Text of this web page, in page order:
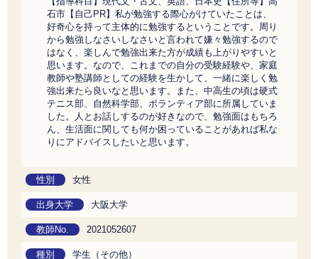
石市【自己PR】私が勉強する際心がけていたことは、
好奇心を持って主体的に勉強するということです。周り
から勉強しなさいしなさいと言われて嫌々勉強するので
はなく、楽しんで勉強出来た方が成績も上がりやすいと
思います。なので、これまでの自分の受験経験や、家庭
教師や塾講師としての経験を生かして、一緒に楽しく勉
強出来たら良いなと思います。また、中高生の頃は硬式
テニス部、自然科学部、ボランティア部に所属していま
した。人とお話しするのが好きなので、勉強面はもちろ
ん、生活面に関しても何か困っていることがあれば私な
りにアドバイスしたいと思います。
性別 女性
出身大学 大阪大学
教師No. 2021052607
種別 学生（その他）